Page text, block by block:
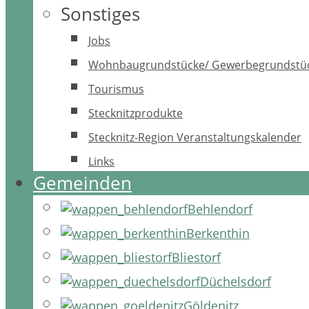
Sonstiges
Jobs
Wohnbaugrundstücke/
Tourismus
Stecknitzprodukte
Stecknitz-Region Veranstaltungskalender
Links
Gemeinden
Behlendorf
Berkenthin
Bliestorf
Düchelsdorf
Göldenitz